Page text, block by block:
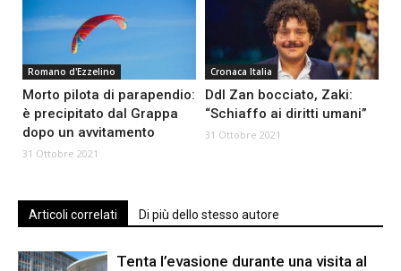
Romano d'Ezzelino
Morto pilota di parapendio:
è precipitato dal Grappa
dopo un avvitamento
31 Ottobre 2021
Cronaca Italia
Ddl Zan bocciato, Zaki:
“Schiaffo ai diritti umani”
31 Ottobre 2021
Articoli correlati Di più dello stesso autore
Tenta l’evasione durante una visita al